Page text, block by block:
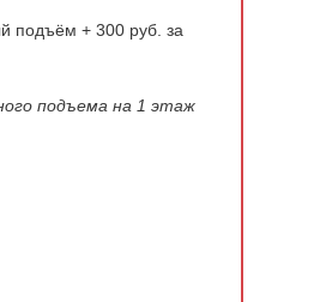
подъём + 300 руб. за
подъема на 1 этаж